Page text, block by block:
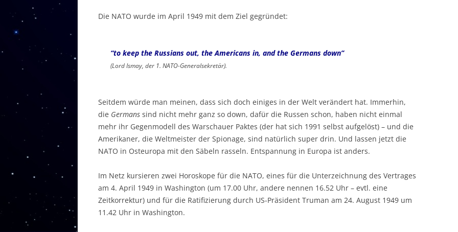
PLANETEN + ZEICHEN
Die NATO wurde im April 1949 mit dem Ziel gegründet:
“to keep the Russians out, the Americans in, and the Germans down”
(Lord Ismay, der 1. NATO-Generalsekretär).
Seitdem würde man meinen, dass sich doch einiges in der Welt verändert hat. Immerhin,
die Germans sind nicht mehr ganz so down, dafür die Russen schon, haben nicht einmal
mehr ihr Gegenmodell des Warschauer Paktes (der hat sich 1991 selbst aufgelöst) – und die
Amerikaner, die Weltmeister der Spionage, sind natürlich super drin. Und lassen jetzt die
NATO in Osteuropa mit den Säbeln rasseln. Entspannung in Europa ist anders.
Im Netz kursieren zwei Horoskope für die NATO, eines für die Unterzeichnung des Vertrages
am 4. April 1949 in Washington (um 17.00 Uhr, andere nennen 16.52 Uhr – evtl. eine
Zeitkorrektur) und für die Ratifizierung durch US-Präsident Truman am 24. August 1949 um
11.42 Uhr in Washington.